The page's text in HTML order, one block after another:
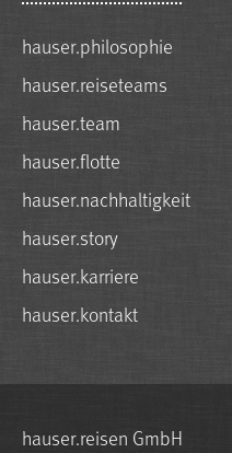
hauser.philosophie
hauser.reiseteams
hauser.team
hauser.flotte
hauser.nachhaltigkeit
hauser.story
hauser.karriere
hauser.kontakt
hauser.reisen GmbH